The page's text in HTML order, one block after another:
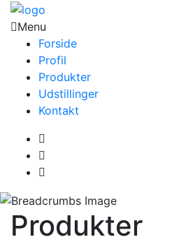
Menu
Forside
Profil
Produkter
Udstillinger
Kontakt
Produkter